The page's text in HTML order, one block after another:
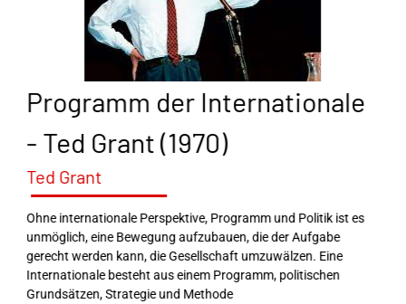
Programm der Internationale
- Ted Grant (1970)
Ted Grant
Ohne internationale Perspektive, Programm und Politik ist es
unmöglich, eine Bewegung aufzubauen, die der Aufgabe
gerecht werden kann, die Gesellschaft umzuwälzen. Eine
Internationale besteht aus einem Programm, politischen
Grundsätzen, Strategie und Methode